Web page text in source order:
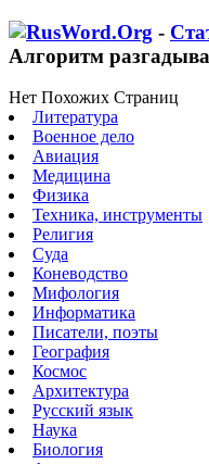
-
Алгоритм
Нет Похожих Страниц
Литература
Военное дело
Авиация
Медицина
Физика
Техника, инструменты
Религия
Суда
Коневодство
Мифология
Информатика
Писатели, поэты
География
Космос
Архитектура
Русский язык
Наука
Биология